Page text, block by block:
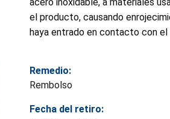
el producto, causando
haya entrado en contacto con el
Remedio:
Rembolso
Fecha del retiro: